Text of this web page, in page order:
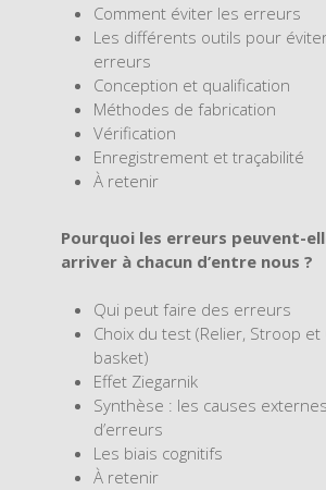
Comment éviter les erreurs
Les différents outils pour
erreurs
Conception et qualification
Méthodes de fabrication
Vérification
Enregistrement et traçabilité
À retenir
Pourquoi les erreurs peuvent-
arriver à chacun d’entre nous ?
Qui peut faire des erreurs
Choix du test (Relier, Stroop et
basket)
Effet Ziegarnik
Synthèse : les causes externes
d’erreurs
Les biais cognitifs
À retenir